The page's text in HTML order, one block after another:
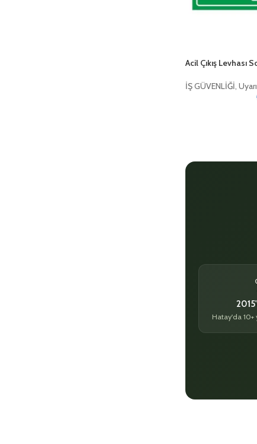
Acil Çıkış Levhası
İŞ GÜVENLİĞİ
Hatay'da 10+